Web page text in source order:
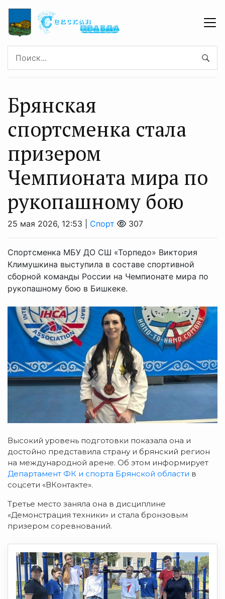
Брянская
спортсменка стала
призером
Чемпионата мира по
рукопашному бою
25 мая 2026, 12:53 | Спорт 307
Спортсменка МБУ ДО СШ «Торпедо» Виктория
Климушкина выступила в составе спортивной
сборной команды России на Чемпионате мира по
рукопашному бою в Бишкеке.
Высокий уровень подготовки показала она и
достойно представила страну и брянский регион
на международной арене. Об этом информирует
Департамент ФК и спорта Брянской области в
соцсети «ВКонтакте».
Третье место заняла она в дисциплине
«Демонстрация техники» и стала бронзовым
призером соревнований.